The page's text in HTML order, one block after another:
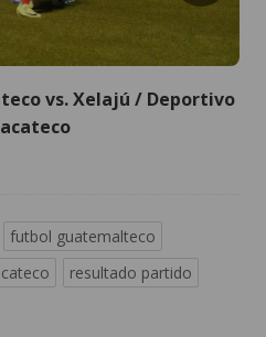
vs. Xelajú / Deportivo
futbol guatemalteco
resultado partido